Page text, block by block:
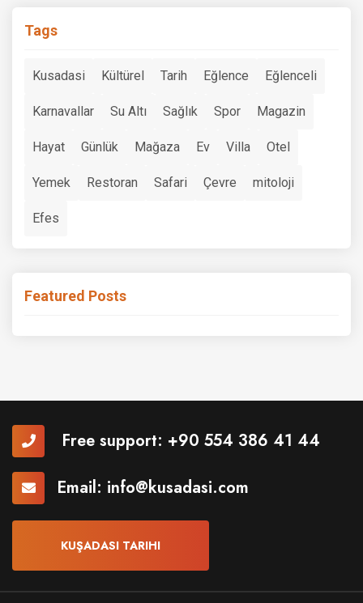
Tags
Kusadasi Kültürel Tarih Eğlence Eğlenceli
Karnavallar Su Altı Sağlık Spor Magazin
Hayat Günlük Mağaza Ev Villa Otel
Yemek Restoran Safari Çevre mitoloji
Efes
Featured Posts
Free support: +90 554 386 41 44
Email: info@kusadasi.com
KUŞADASI TARIHI